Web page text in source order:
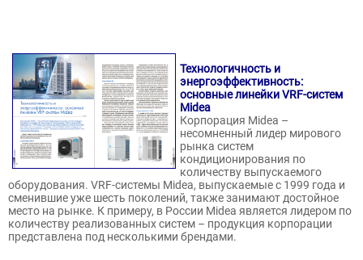
Технологичность и
энергоэффективность:
основные линейки VRF-систем
Midea
Корпорация Midea –
несомненный лидер мирового
рынка систем
кондиционирования по
количеству выпускаемого
оборудования. VRF-системы Midea, выпускаемые с 1999 года и
сменившие уже шесть поколений, также занимают достойное
место на рынке. К примеру, в России Midea является лидером по
количеству реализованных систем – продукция корпорации
представлена под несколькими брендами.